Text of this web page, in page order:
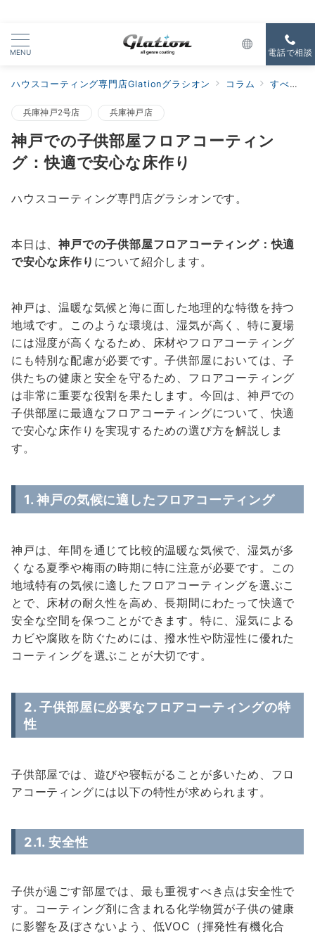
MENU 電話で相談
ハウスコーティング専門店Glationグラシオン コラム すべての新着
兵庫神戸2号店 兵庫神戸店
神戸での子供部屋フロアコーティン
グ：快適で安心な床作り
ハウスコーティング専門店グラシオンです。
本日は、神戸での子供部屋フロアコーティング：快適
で安心な床作り について紹介します。
神戸は、温暖な気候と海に面した地理的な特徴を持つ
地域です。このような環境は、湿気が高く、特に夏場
には湿度が高くなるため、床材やフロアコーティング
にも特別な配慮が必要です。子供部屋においては、子
供たちの健康と安全を守るため、フロアコーティング
は非常に重要な役割を果たします。今回は、神戸での
子供部屋に最適なフロアコーティングについて、快適
で安心な床作りを実現するための選び方を解説しま
す。
1. 神戸の気候に適したフロアコーティング
神戸は、年間を通じて比較的温暖な気候で、湿気が多
くなる夏季や梅雨の時期に特に注意が必要です。この
地域特有の気候に適したフロアコーティングを選ぶこ
とで、床材の耐久性を高め、長期間にわたって快適で
安全な空間を保つことができます。特に、湿気による
カビや腐敗を防ぐためには、撥水性や防湿性に優れた
コーティングを選ぶことが大切です。
2. 子供部屋に必要なフロアコーティングの特
性
子供部屋では、遊びや寝転がることが多いため、フロ
アコーティングには以下の特性が求められます。
2.1. 安全性
子供が過ごす部屋では、最も重視すべき点は安全性で
す。コーティング剤に含まれる化学物質が子供の健康
に影響を及ぼさないよう、低VOC（揮発性有機化合